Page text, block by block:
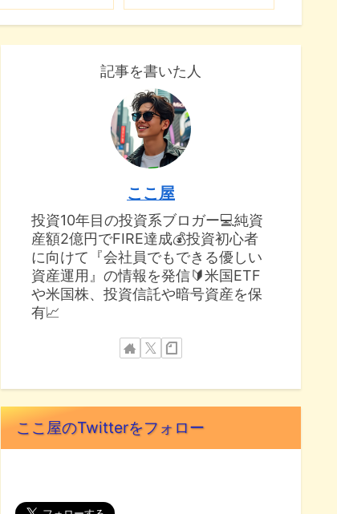
記事を書いた人
ここ屋
投資10年目の投資系ブロガー💻純資
産額2億円でFIRE達成💰投資初心者
に向けて『会社員でもできる優しい
資産運用』の情報を発信🔰米国ETF
や米国株、投資信託や暗号資産を保
有📈
ここ屋のTwitterをフォロー